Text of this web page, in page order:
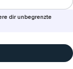
dir unbegrenzte